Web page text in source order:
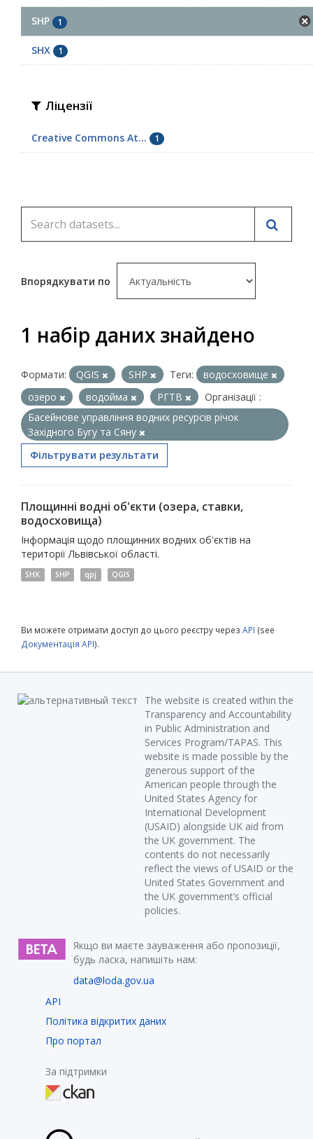
SHP 1
SHX 1
Ліцензії
Creative Commons At... 1
Впорядкувати по
1 набір даних знайдено
Формати: QGIS SHP Теги:
водосховище
озеро
водойма РГТВ
Організації :
Басейнове управління водних ресурсів річок
Західного Бугу та Сяну
Фільтрувати результати
Площинні водні об'єкти (озера, ставки,
водосховища)
Інформація щодо площинних водних об'єктів на
території Львівської області.
SHX SHP qpj QGIS
Ви можете отримати доступ до цього реєстру через API (see
Документація API).
The website is created within the
Transparency and Accountability
in Public Administration and
Services Program/TAPAS. This
website is made possible by the
generous support of the
American people through the
United States Agency for
International Development
(USAID) alongside UK aid from
the UK government. The
contents do not necessarily
reflect the views of USAID or the
United States Government and
the UK government’s official
policies.
Якщо ви маєте зауваження або пропозиції,
будь ласка, напишіть нам:
data@loda.gov.ua
API
Політика відкритих даних
Про портал
За підтримки